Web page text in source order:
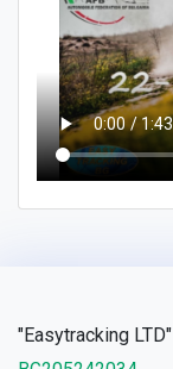
"Easytracking LTD"